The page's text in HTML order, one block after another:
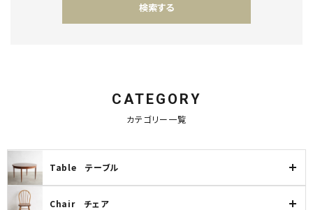
検索する
CATEGORY
カテゴリー一覧
Table テーブル
Chair チェア